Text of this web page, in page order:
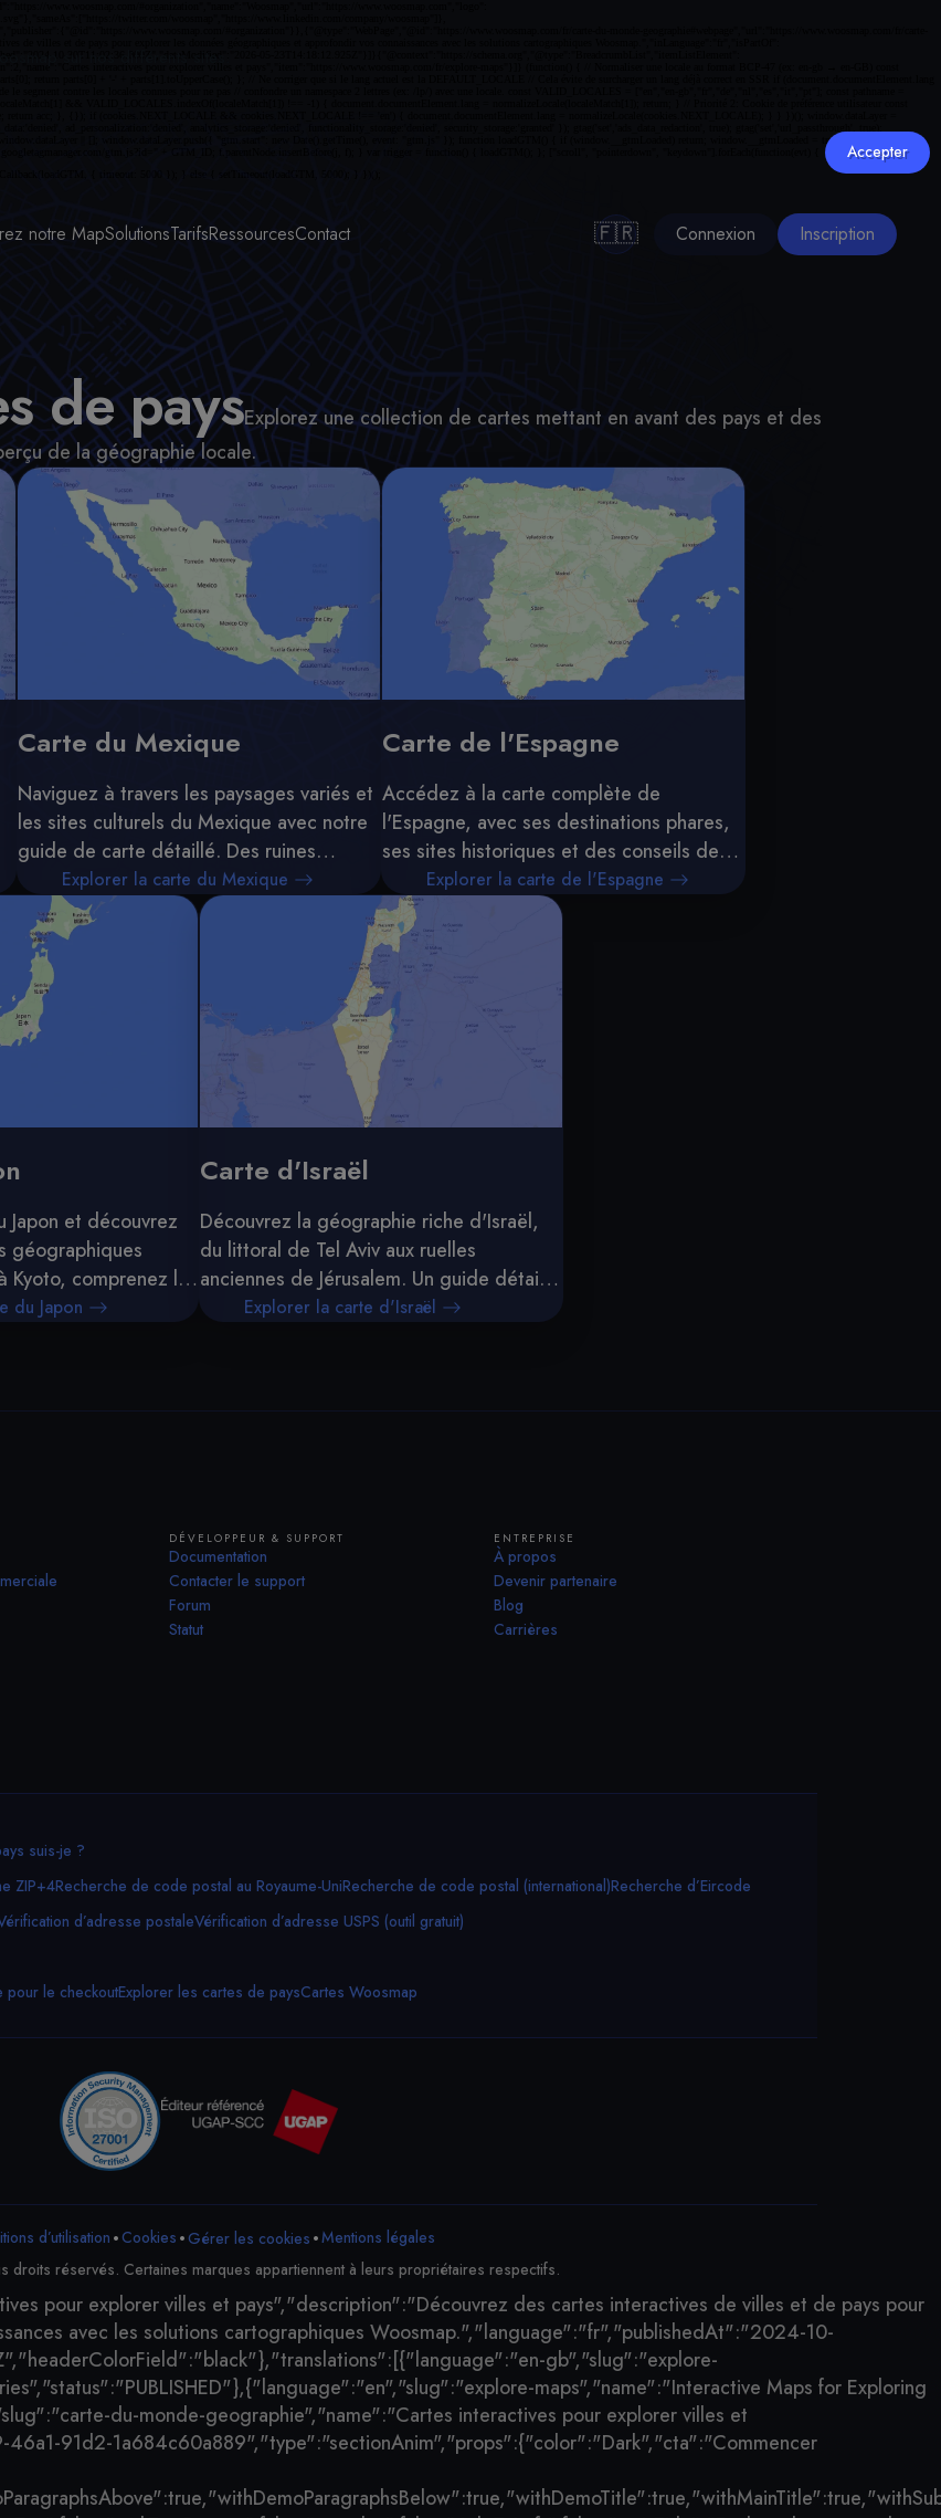
notre MapSolutionsTarifsRessourcesContact 🇫🇷 Connexion Inscription
de paysExplorez une collection de cartes mettant en avant des pays et des
de la géographie locale.
Carte du Mexique
Naviguez à travers les paysages variés et
les sites culturels du Mexique avec notre
guide de carte détaillé. Des ruines
antiques aux villes modernes, tout y est.
Explorer la carte du Mexique
Carte de l'Espagne
Accédez à la carte complète de
l'Espagne, avec ses destinations phares,
ses sites historiques et des conseils de
voyage. Idéale pour les voyageurs et les
passionnés de géographie.
Explorer la carte de l'Espagne
Japon et découvrez
géographiques
Kyoto, comprenez la
et ses principales
du Japon
Carte d'Israël
Découvrez la géographie riche d'Israël,
du littoral de Tel Aviv aux ruelles
anciennes de Jérusalem. Un guide détaillé
sur l'histoire, la culture et la démographie
Explorer la carte d'Israël
DÉVELOPPEUR & SUPPORT
Documentation
Contacter le support
Forum
Statut
ENTREPRISE
À propos
Devenir partenaire
Blog
Carrières
suis-je ?
ZIP+4Recherche de code postal au Royaume-UniRecherche de code postal (international)Recherche d’Eircode
d’adresse postaleVérification d’adresse USPS (outil gratuit)
pour le checkoutExplorer les cartes de paysCartes Woosmap
d’utilisation •Cookies •Gérer les cookies •Mentions légales
réservés. Certaines marques appartiennent à leurs propriétaires respectifs.
sur nos différents sites.
Accepter